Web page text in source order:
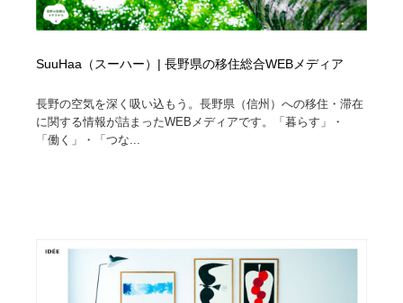
SuuHaa（スーハー）| 長野県の移住総合WEBメディア
長野の空気を深く吸い込もう。長野県（信州）への移住・滞在
に関する情報が詰まったWEBメディアです。「暮らす」・
「働く」・「つな...